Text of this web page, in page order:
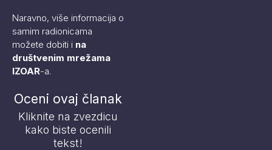
Naravno, više informacija o
samim radionicama
možete dobiti i na
društvenim mrežama
IZOAR-a.
Oceni ovaj članak
Kliknite na zvezdicu
kako biste ocenili
tekst!